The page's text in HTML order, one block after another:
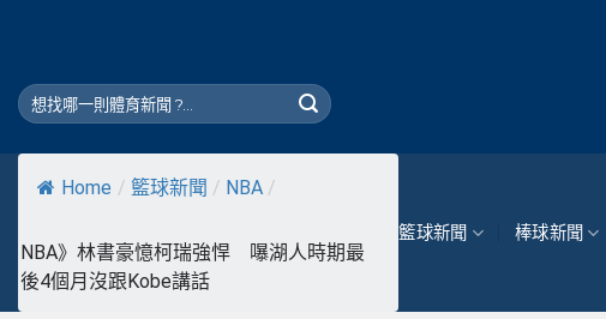
Home / 籃球新聞 / NBA /
NBA》林書豪憶柯瑞強悍 嚗湖人時期最
後4個月沒跟Kobe講話
籃球新聞 棒球新聞